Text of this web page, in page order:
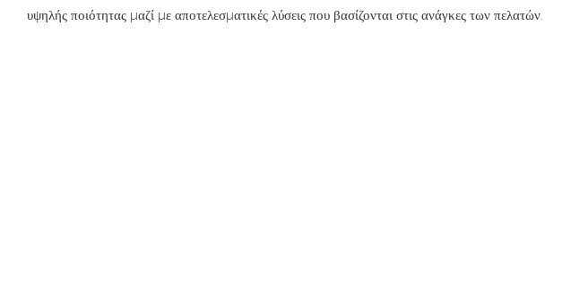
υψηλής ποιότητας μαζί με αποτελεσματικές λύσεις που βασίζονται στις ανάγκες των πελατών.